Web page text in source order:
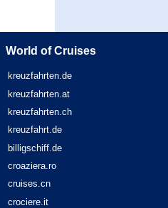
World of Cruises
kreuzfahrten.de
kreuzfahrten.at
kreuzfahrten.ch
kreuzfahrt.de
billigschiff.de
croaziera.ro
cruises.cn
crociere.it